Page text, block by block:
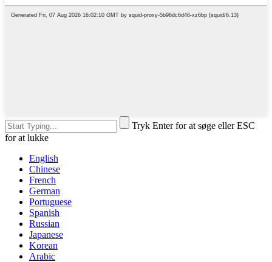
Tryk Enter for at søge eller ESC
for at lukke
English
Chinese
French
German
Portuguese
Spanish
Russian
Japanese
Korean
Arabic